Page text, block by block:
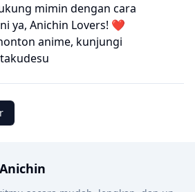
mimin dengan cara
ya, Anichin Lovers! ❤️
anime, kunjungi